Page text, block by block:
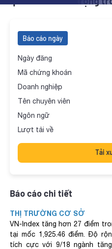
Báo cáo ngày
Ngày đăng
Mã chứng khoán
Doanh nghiệp
Tên chuyên viên
Ngôn ngữ
Lượt tải về
Tải
Báo cáo chi tiết
THỊ TRƯỜNG CƠ SỞ
VN-Index tăng hơn 27 điểm
tại mốc 1,925.46 điểm. Độ
tích cực với 9/18 ngành